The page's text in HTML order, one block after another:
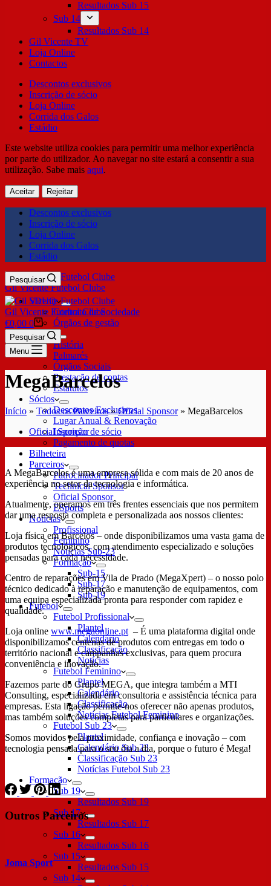
Resultados Sub 15
Sub 14
Resultados Sub 14
Gil Vicente TV
Loja Online
Contactos
Descontos exclusivos
Inscrição de sócio
Loja Online
Corrida dos Galos
Estádio
Este website utiliza cookies para permitir uma melhor experiência
por parte do utilizador. Ao navegar no site estará a consentir a sua
utilização. Sabe mais aqui.
Aceitar Rejeitar
Descontos exclusivos
Inscrição de sócio
Loja Online
Corrida dos Galos
Estádio
Gil Vicente Futebol Clube
Pesquisar
SDUQ
Contrato de Sociedade
Órgãos de gestão
Clube
História
Palmarés
Órgãos Sociais
Prestação de contas
Estatutos
Sócios
Descontos Exclusivos
Lugar Anual & Renovação
Inscrição de sócio
Pagamento de quotas
Bilheteira
Parceiros
Patrocinador Principal
Technical Sponsor
Oficial Sponsor
ESports
Notícias
Profissional
Feminino
Notícias Sub-23
Formação
Sub-15
Sub-17
Sub-19
Futebol
Futebol Profissional
Plantel
Calendário
Classificação
Notícias
Futebol Feminino
Plantel
Calendário
Classificação
Notícias Futebol Feminino
Futebol Sub 23
Plantel
Calendário Sub 23
Classificação Sub 23
Notícias Futebol Sub 23
Formação
Sub 19
Resultados Sub 19
Sub 17
Resultados Sub 17
Sub 16
Resultados Sub 16
Sub 15
Resultados Sub 15
Sub 14
Gil Vicente Futebol Clube
€0,00 0
Pesquisar
Menu
MegaBarcelos
Início » Todos os Parceiros»Oficial Sponsor» MegaBarcelos
Oficial Sponsor
A MegaBarcelos é uma empresa sólida e com mais de 20 anos de
experiência no setor da tecnologia e informática.
Atualmente, operamos em três frentes essenciais que nos permitem
dar uma resposta completa e personalizada aos nossos clientes:
Loja física em Barcelos – onde disponibilizamos uma vasta gama de
produtos tecnológicos, com atendimento especializado e soluções
pensadas para cada necessidade.
Centro de reparações em Vila de Prado (MegaXpert) – o nosso polo
técnico dedicado à reparação e manutenção de equipamentos, com
uma equipa especializada pronta para responder com rapidez e
qualidade.
Loja online www.megaonline.pt – É uma plataforma digital onde
disponibilizamos centenas de produtos com entregas em todo o
território nacional e campanhas exclusivas, para quem procura
conveniência e inovação.
Fazemos parte do Grupo MEGA, que integra também a MTI
Consulting, especializada em consultoria e assistência técnica para
empresas. Esta ligação permite-nos oferecer não apenas produtos,
mas também soluções completas para particulares e organizações.
Somos movidos pela proximidade, confiança e inovação – com
tecnologia pensada para o seu dia a dia, porque o futuro é Mega!
Outros Parceiros
Joma Sport